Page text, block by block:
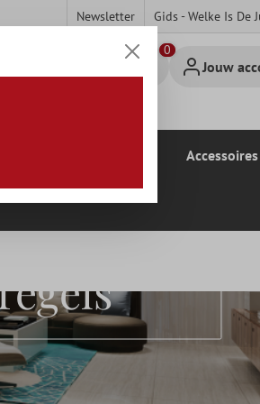
Newsletter Gids - Welke Is De
Jouw
Accessoires